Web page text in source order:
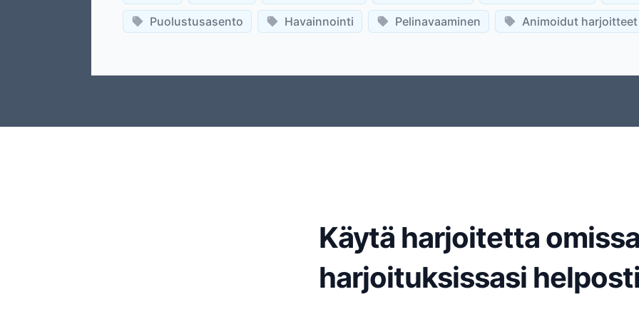
Puolustusasento Havainnointi Pelinavaaminen Animoidut harjoitteet
Käytä harjoitetta
harjoituksissasi